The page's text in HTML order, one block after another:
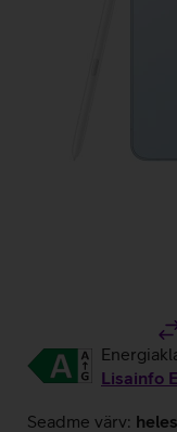
Lisainfo
Seadme värv: